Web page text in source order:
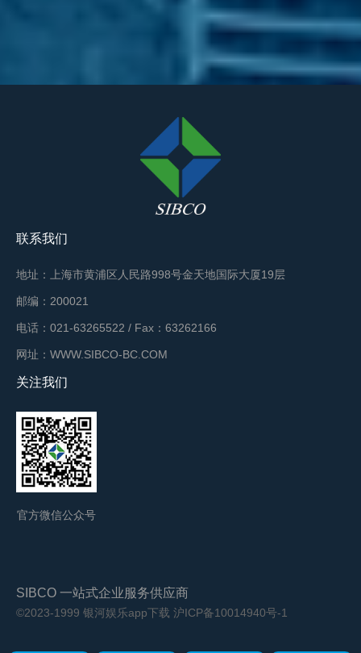
联系我们
地址：上海市黄浦区人民路998号金天地国际大厦19层
邮编：200021
电话：021-63265522 / Fax：63262166
网址：WWW.SIBCO-BC.COM
关注我们
官方微信公众号
SIBCO 一站式企业服务供应商
©2023-1999 银河娱乐app下载 沪ICP备10014940号-1